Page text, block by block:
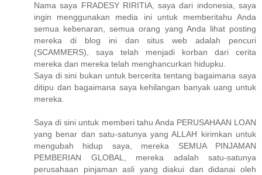
Nama saya FRADESY RIRITIA, saya dari indonesia, saya
ingin menggunakan media ini untuk memberitahu Anda
semua kebenaran, semua orang yang Anda lihat posting
mereka di blog ini dan situs web adalah pencuri
(SCAMMERS), saya telah menjadi korban dari cerita
mereka dan mereka telah menghancurkan hidupku.
Saya di sini bukan untuk bercerita tentang bagaimana saya
ditipu dan bagaimana saya kehilangan banyak uang untuk
mereka.
Saya di sini untuk memberi tahu Anda PERUSAHAAN LOAN
yang benar dan satu-satunya yang ALLAH kirimkan untuk
mengubah hidup saya, mereka SEMUA PINJAMAN
PEMBERIAN GLOBAL, mereka adalah satu-satunya
perusahaan pinjaman asli yang diakui dan didanai oleh